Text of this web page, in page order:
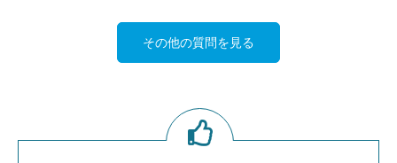
その他の質問を見る